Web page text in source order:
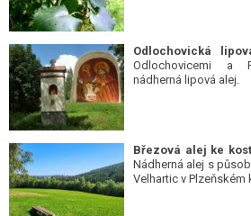
Odlochovická
Odlochovicemi a
nádherná lipová alej.
Nádherná alej s
Velhartic v Plzeňském